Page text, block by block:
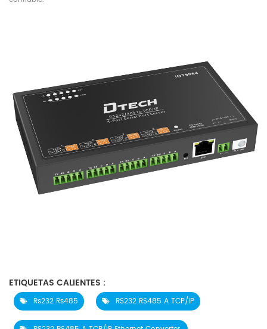
ETIQUETAS CALIENTES :
Rs232 Rs485 RS232 RS485 A TCP/IP